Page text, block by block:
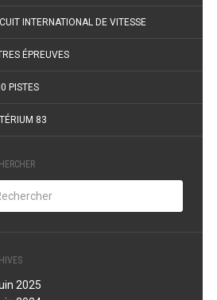
INTERNATIONAL DE VITESSE
ÉPREUVES
PISTES
83
2025